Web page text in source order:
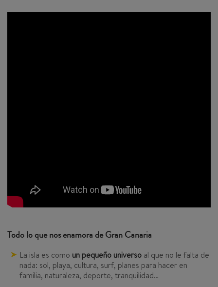
Todo lo que nos enamora de Gran Canaria
La isla es como un pequeño universo al que no le falta de
nada: sol, playa, cultura, surf, planes para hacer en
familia, naturaleza, deporte, tranquilidad…